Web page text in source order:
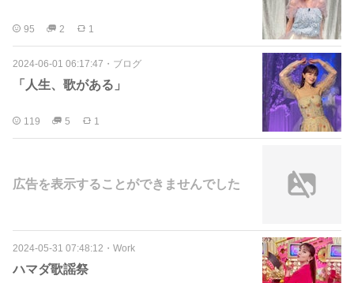
95 2 1
2024-06-01 06:17:47 ・ ブログ
「人生、歌がある」
119 5 1
広告を表示することができませんでした
2024-05-31 07:48:12 ・ Work
ハマダ歌謡祭